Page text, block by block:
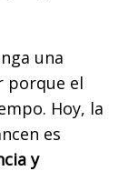
una
porque el
Hoy, la
es
y